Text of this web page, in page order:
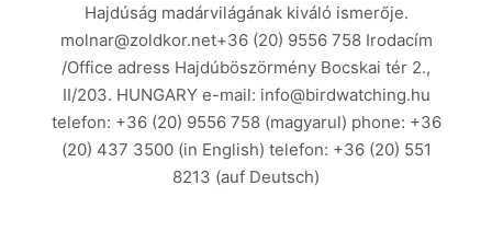
Hajdúság madárvilágának kiváló ismerője.
molnar@zoldkor.net+36 (20) 9556 758 Irodacím
/Office adress Hajdúböszörmény Bocskai tér 2.,
II/203. HUNGARY e-mail: info@birdwatching.hu
telefon: +36 (20) 9556 758 (magyarul) phone: +36
(20) 437 3500 (in English) telefon: +36 (20) 551
8213 (auf Deutsch)